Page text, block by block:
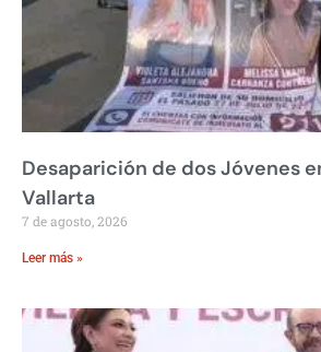
Desaparición de dos Jóvenes
Vallarta
7 de agosto, 2026
Leer más »